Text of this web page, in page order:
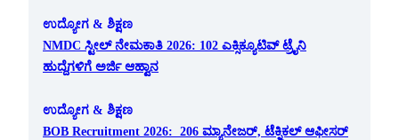
ಉದ್ಯೋಗ & ಶಿಕ್ಷಣ
NMDC ಸ್ಟೀಲ್ ನೇಮಕಾತಿ 2026: 102 ಎಕ್ಸಿಕ್ಯೂಟಿವ್ ಟ್ರೈನಿ
ಹುದ್ದೆಗಳಿಗೆ ಅರ್ಜಿ ಆಹ್ವಾನ
ಉದ್ಯೋಗ & ಶಿಕ್ಷಣ
BOB Recruitment 2026: 206 ಮ್ಯಾನೇಜರ್, ಟೆಕ್ನಿಕಲ್ ಆಫೀಸರ್